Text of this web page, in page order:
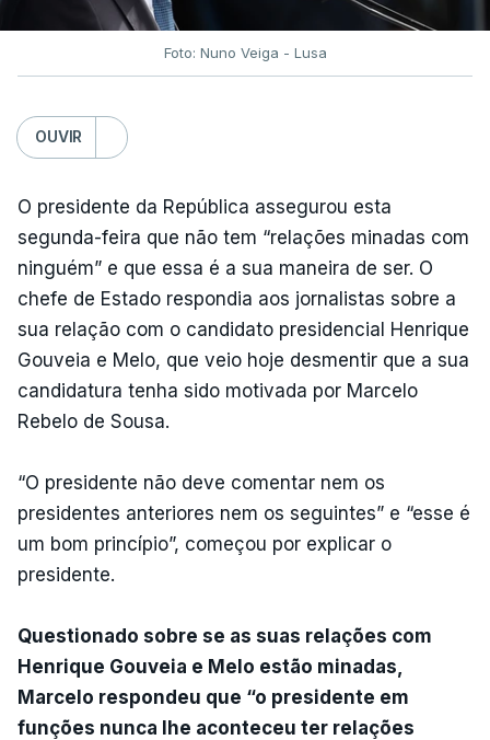
Foto: Nuno Veiga - Lusa
OUVIR
O presidente da República assegurou esta
segunda-feira que não tem “relações minadas com
ninguém” e que essa é a sua maneira de ser. O
chefe de Estado respondia aos jornalistas sobre a
sua relação com o candidato presidencial Henrique
Gouveia e Melo, que veio hoje desmentir que a sua
candidatura tenha sido motivada por Marcelo
Rebelo de Sousa.
“O presidente não deve comentar nem os
presidentes anteriores nem os seguintes” e “esse é
um bom princípio”, começou por explicar o
presidente.
Questionado sobre se as suas relações com
Henrique Gouveia e Melo estão minadas,
Marcelo respondeu que “o presidente em
funções nunca lhe aconteceu ter relações